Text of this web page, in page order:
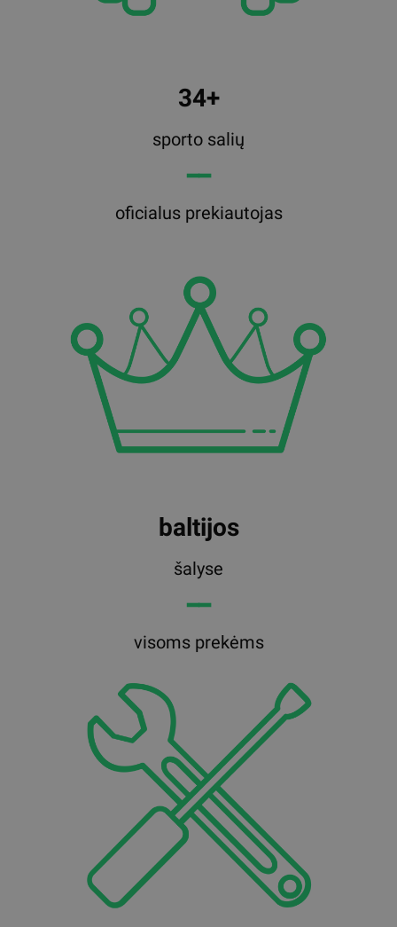
34+
sporto salių
━━
oficialus prekiautojas
baltijos
šalyse
━━
visoms prekėms